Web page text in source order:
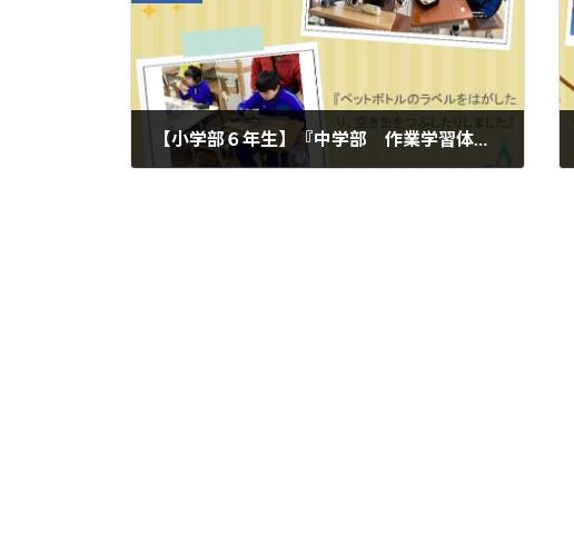
【小学部６年生】『中学部 作業学習体験』